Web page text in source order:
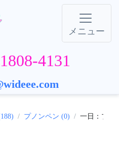
メニュー
4131
プノンペン (0) 一日：プノ